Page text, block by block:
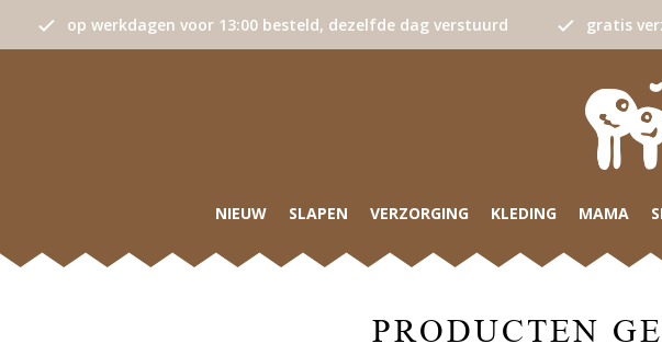
op werkdagen voor 13:00 besteld, dezelfde dag verstuurd gratis
NIEUW SLAPEN VERZORGING KLEDING MAMA
PRODUCTEN